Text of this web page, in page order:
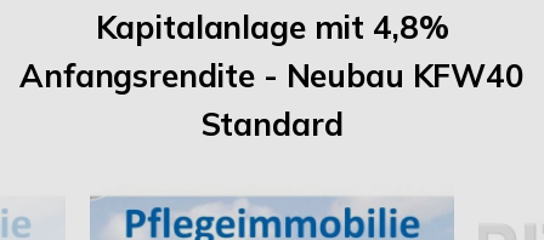
Kapitalanlage mit 4,8%
Anfangsrendite - Neubau KFW40
Standard